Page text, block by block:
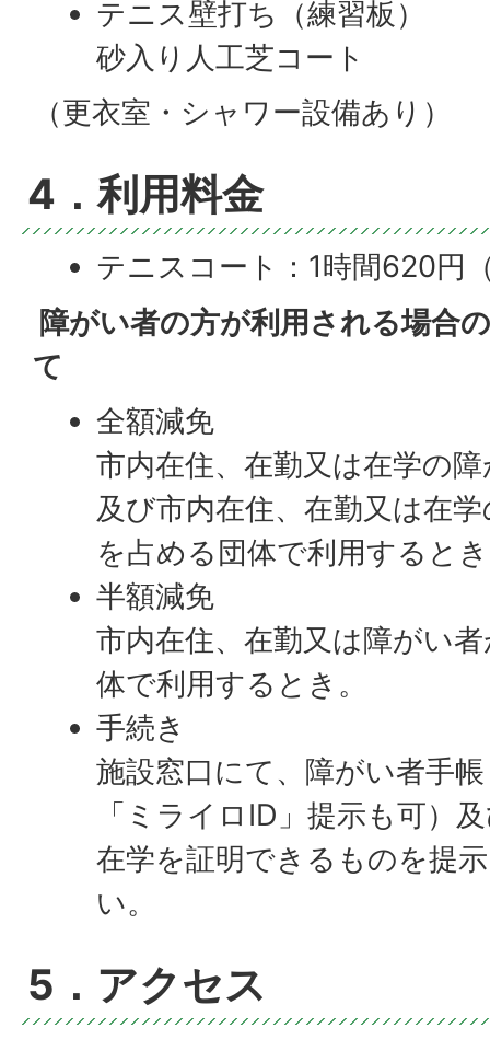
テニス壁打ち（練習板）
砂入り人工芝コート
（更衣室・シャワー設備あり）
4．利用料金
テニスコート：1時間620円
テニス壁打ち（練習板）：1
2倍の利用料金となります。
障がい者の方が利用される場合
て
全額減免
市内在住、在勤又は在学の
及び市内在住、在勤又は在
を占める団体で利用すると
半額減免
市内在住、在勤又は障がい
体で利用するとき。
手続き
施設窓口にて、障がい者手
「ミライロID」提示も可）
在学を証明できるものを提
い。
5．アクセス